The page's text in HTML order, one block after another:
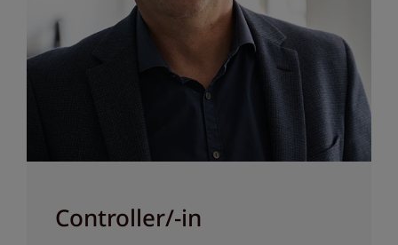
Controller/-in